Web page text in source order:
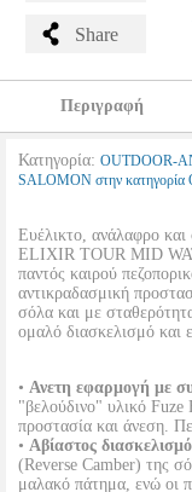
Share
Περιγραφή
Κατηγορία:
SALOMON στην
Ευέλικτο, ανάλαφρο και
ELIXIR TOUR MID
παντός καιρού
αντικραδασμική
σόλα και με
ομαλό διασκελισμό και
• Ανετη εφαρμογή με
"βελούδινο" υλικό Fuze
προστασία και άνεση.
• Αβίαστος
(Reverse Camber) της
μαλακό πάτημα, ενώ οι